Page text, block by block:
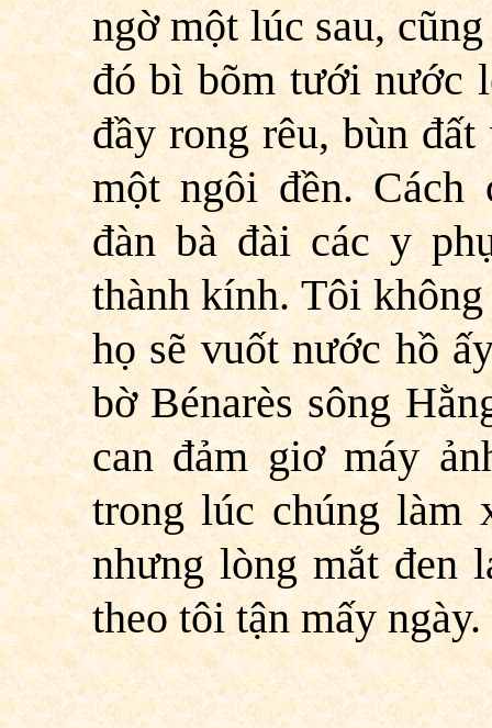
ngờ một lúc sau,
đó bì bõm tưới nước
đầy rong rêu, bùn
một ngôi đền. Cách
đàn bà đài các y
thành kính. Tôi
họ sẽ vuốt nước hồ
bờ Bénarès sông
can đảm giơ máy
trong lúc chúng làm
nhưng lòng mắt đen
theo tôi tận mấy ngày.